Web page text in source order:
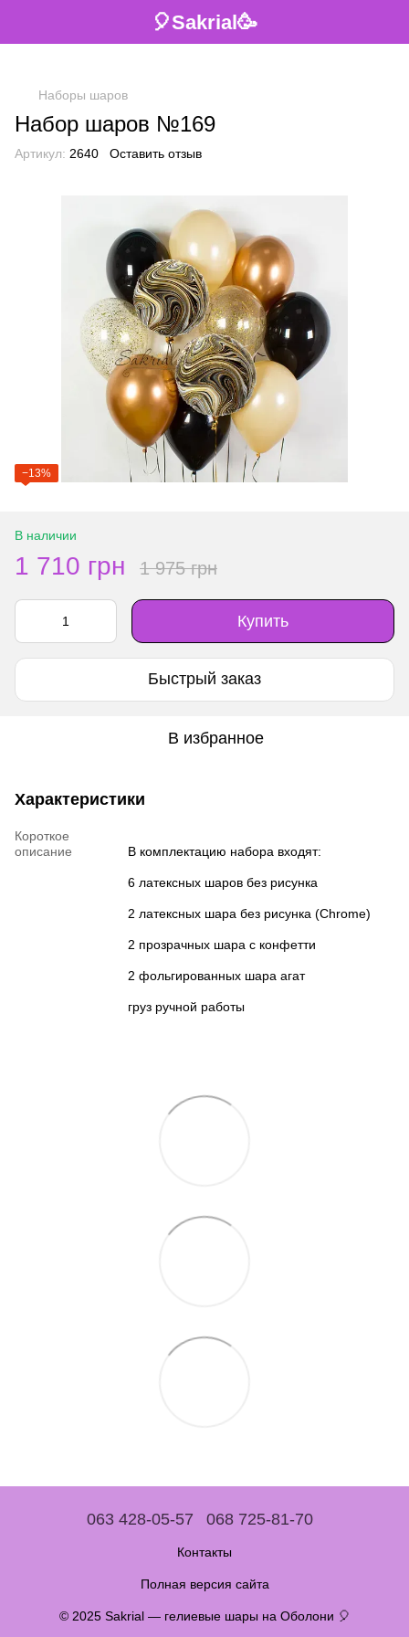
🎈Sakrial🥳
Наборы шаров
Набор шаров №169
Артикул: 2640 Оставить отзыв
−13%
В наличии
1 710 грн 1 975 грн
Купить
Быстрый заказ
В избранное
Характеристики
Короткое
описание
В комплектацию набора входят:
6 латексных шаров без рисунка
2 латексных шара без рисунка (Chrome)
2 прозрачных шара с конфетти
2 фольгированных шара агат
груз ручной работы
063 428-05-57 068 725-81-70
Контакты
Полная версия сайта
© 2025 Sakrial — гелиевые шары на Оболони 🎈